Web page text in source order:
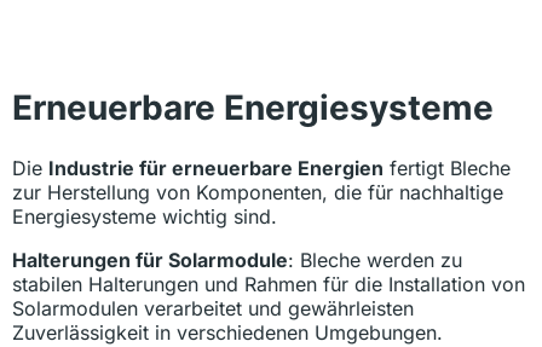
Erneuerbare Energiesysteme
Die Industrie für erneuerbare Energien fertigt Bleche
zur Herstellung von Komponenten, die für nachhaltige
Energiesysteme wichtig sind.
Halterungen für Solarmodule: Bleche werden zu
stabilen Halterungen und Rahmen für die Installation von
Solarmodulen verarbeitet und gewährleisten
Zuverlässigkeit in verschiedenen Umgebungen.